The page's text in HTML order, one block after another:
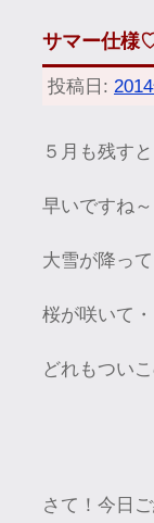
サマー仕様
投稿日:
５月も残す
早いですね
大雪が降っ
桜が咲いて
どれもつい
さて！今日